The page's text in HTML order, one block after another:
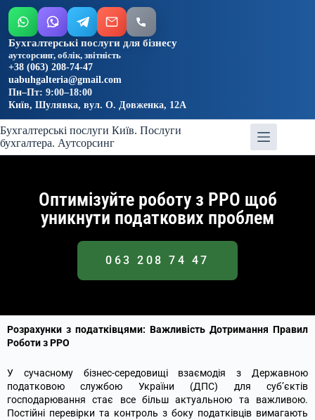
Бухгалтерські послуги для бізнесу
аутсорсинг, облік, звітність
+38 (063) 208-74-47
uabuhgalteria@gmail.com
Пн–Пт: 9:00–18:00
Київ, Шулявка, вул. О. Довженка, 12А
Бухгалтерські послуги Київ. Послуги
бухгалтера. Аутсорсинг
Оптимізуйте роботу з РРО щоб
уникнути податкових проблем
063 208 74 47
Розрахунки з податківцями: Важливість Дотримання Правил
Роботи з РРО
У сучасному бізнес-середовищі взаємодія з Державною
податковою службою України (ДПС) для суб’єктів
господарювання стає все більш актуальною та важливою.
Постійні перевірки та контроль з боку податківців вимагають